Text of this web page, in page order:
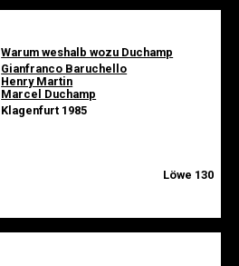
Warum weshalb wozu Duchamp
Gianfranco Baruchello
Henry Martin
Marcel Duchamp
Klagenfurt 1985
Löwe 130